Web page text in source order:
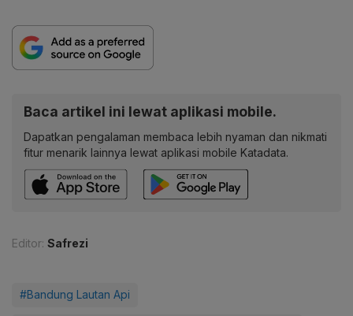
Baca artikel ini lewat aplikasi mobile.
Dapatkan pengalaman membaca lebih nyaman dan nikmati
fitur menarik lainnya lewat aplikasi mobile Katadata.
Editor: Safrezi
#Bandung Lautan Api